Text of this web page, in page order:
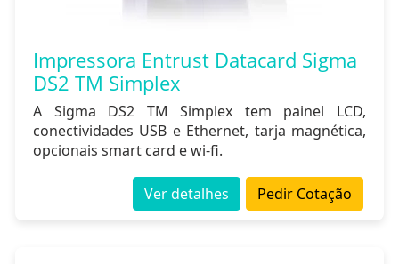
Impressora Entrust Datacard Sigma
DS2 TM Simplex
A Sigma DS2 TM Simplex tem painel LCD,
conectividades USB e Ethernet, tarja magnética,
opcionais smart card e wi-fi.
Pedir Cotação
Ver detalhes